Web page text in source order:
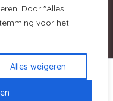
Door "Alles
voor het
Alles weigeren